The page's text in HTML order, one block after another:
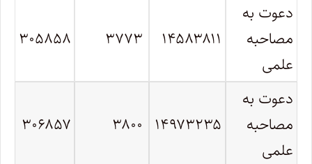
دعوت به
مصاحبه
علمی
۱۴۵۸۳۸۱۱ ۳۷۷۳ ۳۰۵۸۵۸
دعوت به
مصاحبه
علمی
۱۴۹۷۳۲۳۵ ۳۸۰۰ ۳۰۶۸۵۷